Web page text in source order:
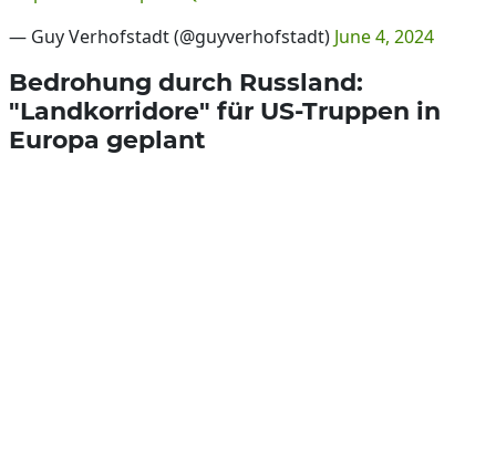
— Guy Verhofstadt (@guyverhofstadt) June 4, 2024
Bedrohung durch Russland:
"Landkorridore" für US-Truppen in
Europa geplant